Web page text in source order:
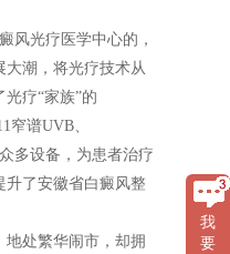
光疗医学中心的，
潮，将光疗技术从
疗“家族”的
窄谱UVB、
多设备，为患者治疗
升了安徽省白癜风整
繁华闹市，却拥
我
要